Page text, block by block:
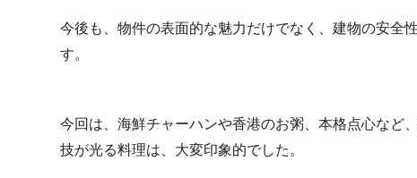
今後も、物件の表面的な魅力だけでなく、建物の安全
す。
今回は、海鮮チャーハンや香港のお粥、本格点心など
技が光る料理は、大変印象的でした。